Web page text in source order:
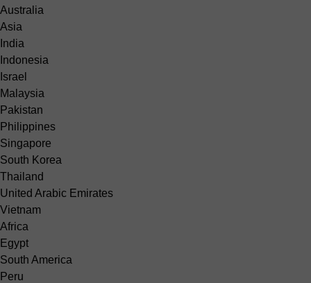
Australia
Asia
India
Indonesia
Israel
Malaysia
Pakistan
Philippines
Singapore
South Korea
Thailand
United Arabic Emirates
Vietnam
Africa
Egypt
South America
Peru